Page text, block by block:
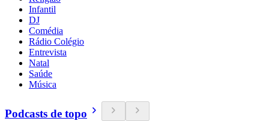
Infantil
DJ
Comédia
Rádio Colégio
Entrevista
Natal
Saúde
Música
Podcasts de topo